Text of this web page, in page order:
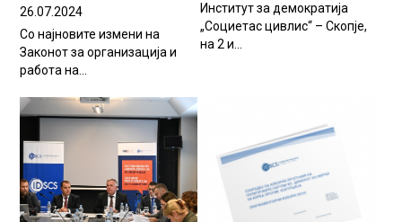
26.07.2024
Со најновите измени на
Законот за организација и
работа на...
Институт за демократија
„Социетас цивлис“ – Скопје,
на 2 и...